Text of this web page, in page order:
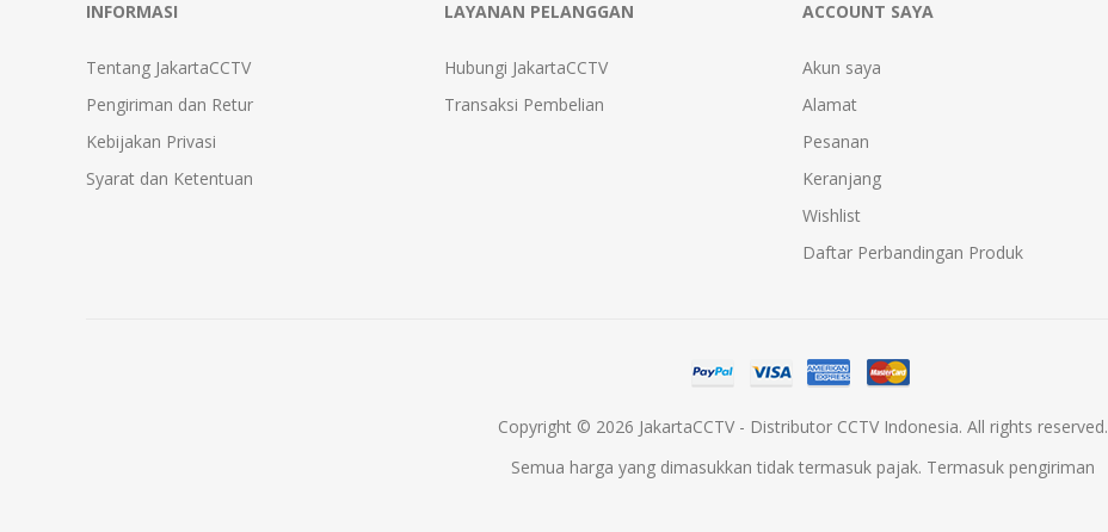
INFORMASI
Tentang JakartaCCTV
Pengiriman dan Retur
Kebijakan Privasi
Syarat dan Ketentuan
LAYANAN PELANGGAN
Hubungi JakartaCCTV
Transaksi Pembelian
ACCOUNT SAYA
Akun saya
Alamat
Pesanan
Keranjang
Wishlist
Daftar Perbandingan Produk
Copyright © 2026 JakartaCCTV - Distributor CCTV Indonesia. All rights reserved.
Semua harga yang dimasukkan tidak termasuk pajak. Termasuk pengiriman